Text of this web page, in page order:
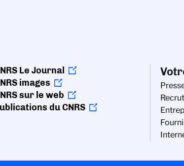
Le Journal
images
sur le web
du CNRS